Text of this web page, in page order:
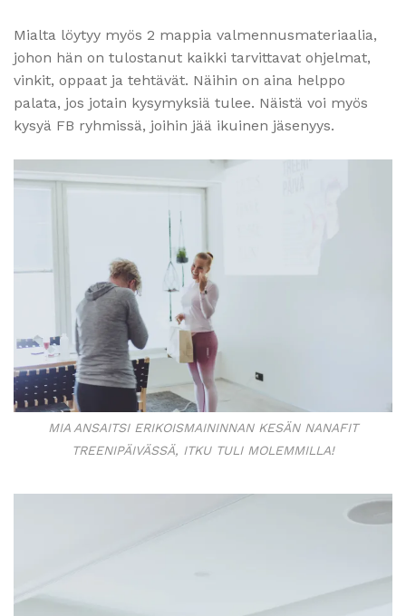
Mialta löytyy myös 2 mappia valmennusmateriaalia,
johon hän on tulostanut kaikki tarvittavat ohjelmat,
vinkit, oppaat ja tehtävät. Näihin on aina helppo
palata, jos jotain kysymyksiä tulee. Näistä voi myös
kysyä FB ryhmissä, joihin jää ikuinen jäsenyys.
MIA ANSAITSI ERIKOISMAININNAN KESÄN NANAFIT
TREENIPÄIVÄSSÄ, ITKU TULI MOLEMMILLA!